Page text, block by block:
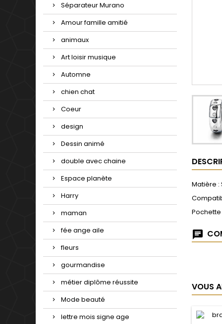
Séparateur Murano
Amour famille amitié
animaux
Art loisir musique
Automne
chien chat
Coeur
design
Dessin animé
double avec chaine
Espace planète
Harry
maman
fée ange aile
fleurs
gourmandise
métier diplôme réussite
Mode beauté
lettre mois signe age
Matière :
VOUS